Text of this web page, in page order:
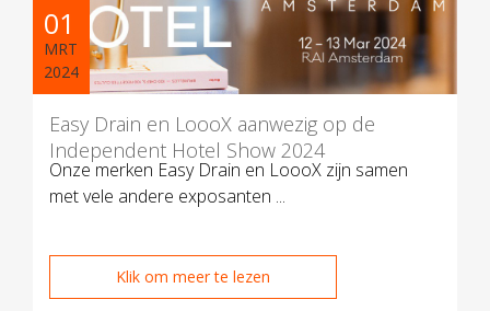
01
MRT
2024
Easy Drain en LoooX aanwezig op de
Independent Hotel Show 2024
Onze merken Easy Drain en LoooX zijn samen
met vele andere exposanten ...
Klik om meer te lezen